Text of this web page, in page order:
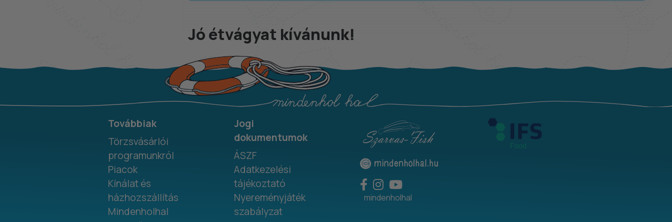
Jó étvágyat kívánunk!
Továbbiak
Törzsvásárlói
programunkról
Piacok
Kínálat és
házhozszállítás
Mindenholhal
Jogi
dokumentumok
ÁSZF
Adatkezelési
tájékoztató
Nyereményjáték
szabályzat
mindenholhal